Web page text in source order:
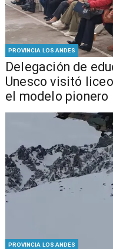
PROVINCIA LOS ANDES
Delegación de
Unesco visitó
el modelo pionero
PROVINCIA LOS ANDES